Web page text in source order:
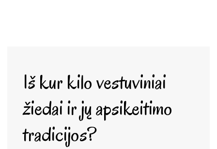
Iš kur kilo vestuviniai
žiedai ir jų apsikeitimo
tradicijos?